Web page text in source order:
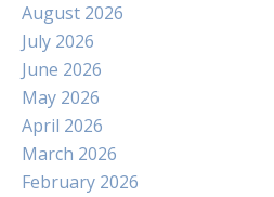
August 2026
July 2026
June 2026
May 2026
April 2026
March 2026
February 2026